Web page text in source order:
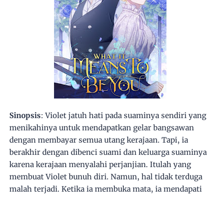
Sinopsis: Violet jatuh hati pada suaminya sendiri yang
menikahinya untuk mendapatkan gelar bangsawan
dengan membayar semua utang kerajaan. Tapi, ia
berakhir dengan dibenci suami dan keluarga suaminya
karena kerajaan menyalahi perjanjian. Itulah yang
membuat Violet bunuh diri. Namun, hal tidak terduga
malah terjadi. Ketika ia membuka mata, ia mendapati